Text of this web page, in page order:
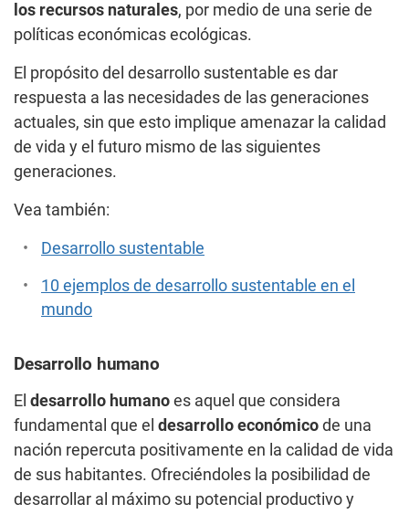
los recursos naturales, por medio de una serie de
políticas económicas ecológicas.
El propósito del desarrollo sustentable es dar
respuesta a las necesidades de las generaciones
actuales, sin que esto implique amenazar la calidad
de vida y el futuro mismo de las siguientes
generaciones.
Vea también:
Desarrollo sustentable
10 ejemplos de desarrollo sustentable en el
mundo
Desarrollo humano
El desarrollo humano es aquel que considera
fundamental que el desarrollo económico de una
nación repercuta positivamente en la calidad de vida
de sus habitantes. Ofreciéndoles la posibilidad de
desarrollar al máximo su potencial productivo y